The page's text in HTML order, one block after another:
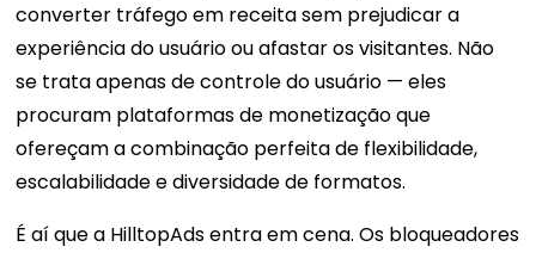
converter tráfego em receita sem prejudicar a
experiência do usuário ou afastar os visitantes. Não
se trata apenas de controle do usuário — eles
procuram plataformas de monetização que
ofereçam a combinação perfeita de flexibilidade,
escalabilidade e diversidade de formatos.
É aí que a HilltopAds entra em cena. Os bloqueadores